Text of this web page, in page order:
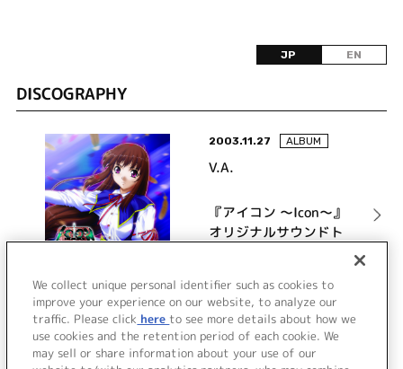
JP EN
DISCOGRAPHY
2003.11.27 ALBUM
V.A.
『アイコン ～Icon～』
オリジナルサウンドト
詳細を見る
VIEW MORE
We collect unique personal identifier such as cookies to
improve your experience on our website, to analyze our
traffic. Please click here to see more details about how we
use cookies and the retention period of each cookie. We
may sell or share information about your use of our